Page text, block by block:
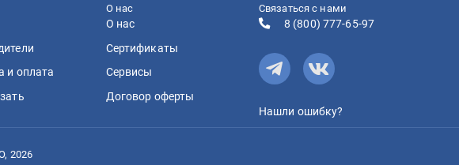
и оплата
О нас
О нас
Сертификаты
Сервисы
Договор оферты
Связаться с нами
8 (800) 777-65-97
Нашли ошибку?
2026